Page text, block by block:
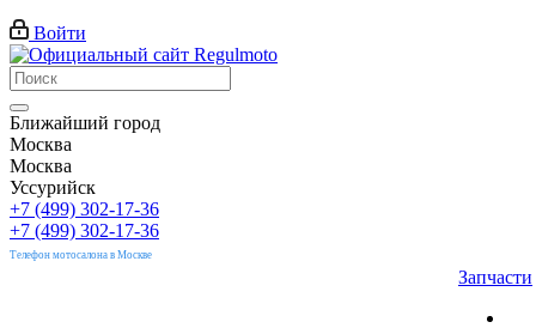
Войти
Ближайший город
Москва
Москва
Уссурийск
+7 (499) 302-17-36
+7 (499) 302-17-36
Телефон мотосалона в Москве
Запчасти